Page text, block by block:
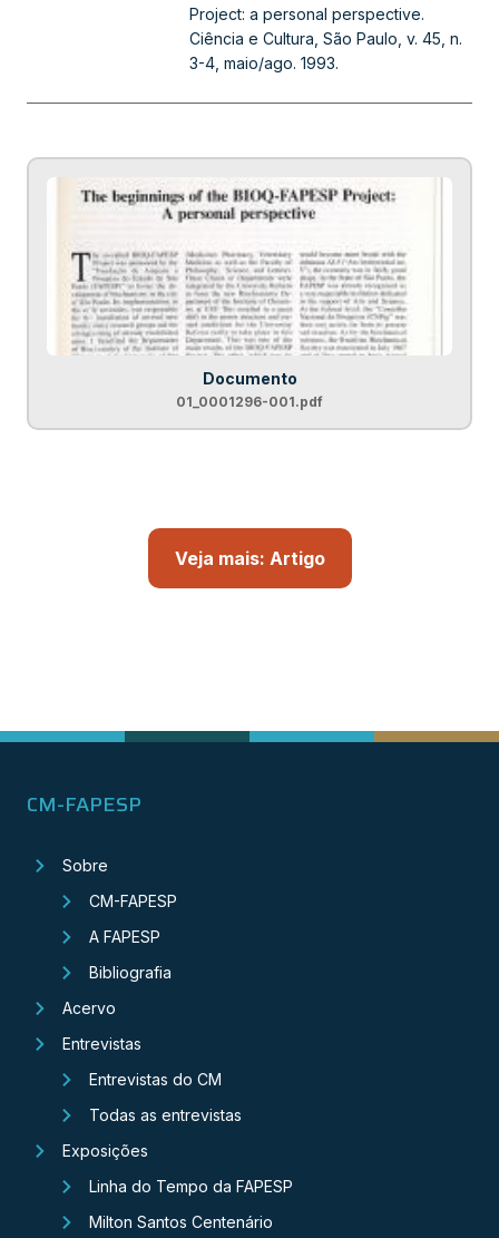
Project: a personal perspective.
Ciência e Cultura, São Paulo, v. 45, n.
3-4, maio/ago. 1993.
Documento
01_0001296-001.pdf
Veja mais: Artigo
CM-FAPESP
Sobre
CM-FAPESP
A FAPESP
Bibliografia
Acervo
Entrevistas
Entrevistas do CM
Todas as entrevistas
Exposições
Linha do Tempo da FAPESP
Milton Santos Centenário